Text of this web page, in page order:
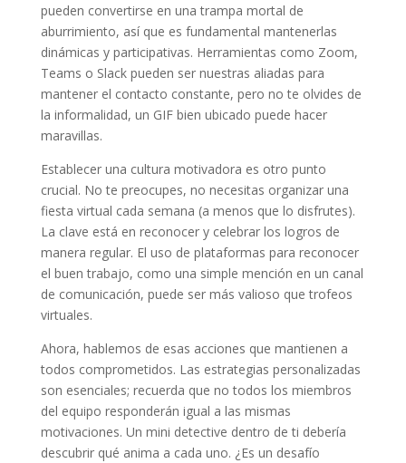
pueden convertirse en una trampa mortal de
aburrimiento, así que es fundamental mantenerlas
dinámicas y participativas. Herramientas como Zoom,
Teams o Slack pueden ser nuestras aliadas para
mantener el contacto constante, pero no te olvides de
la informalidad, un GIF bien ubicado puede hacer
maravillas.
Establecer una cultura motivadora es otro punto
crucial. No te preocupes, no necesitas organizar una
fiesta virtual cada semana (a menos que lo disfrutes).
La clave está en reconocer y celebrar los logros de
manera regular. El uso de plataformas para reconocer
el buen trabajo, como una simple mención en un canal
de comunicación, puede ser más valioso que trofeos
virtuales.
Ahora, hablemos de esas acciones que mantienen a
todos comprometidos. Las estrategias personalizadas
son esenciales; recuerda que no todos los miembros
del equipo responderán igual a las mismas
motivaciones. Un mini detective dentro de ti debería
descubrir qué anima a cada uno. ¿Es un desafío